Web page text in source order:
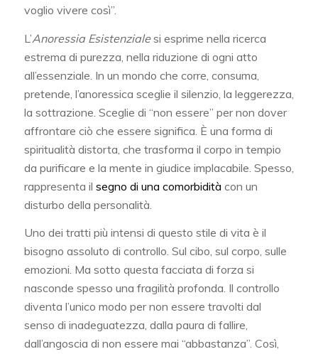
voglio vivere così”.
L’Anoressia Esistenzialesi esprime nella ricerca
estrema di purezza, nella riduzione di ogni atto
all’essenziale. In un mondo che corre, consuma,
pretende, l’anoressica sceglie il silenzio, la leggerezza,
la sottrazione. Sceglie di “non essere” per non dover
affrontare ciò che essere significa. È una forma di
spiritualità distorta, che trasforma il corpo in tempio
da purificare e la mente in giudice implacabile. Spesso,
rappresenta il segno di una comorbidità con un
disturbo della personalità.
Uno dei tratti più intensi di questo stile di vita è il
bisogno assoluto di controllo. Sul cibo, sul corpo, sulle
emozioni. Ma sotto questa facciata di forza si
nasconde spesso una fragilità profonda. Il controllo
diventa l’unico modo per non essere travolti dal
senso di inadeguatezza, dalla paura di fallire,
dall’angoscia di non essere mai “abbastanza”. Così,